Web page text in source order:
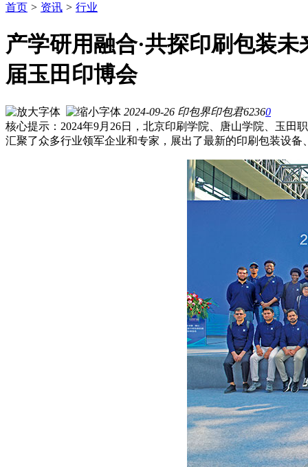
首页 > 资讯 > 行业
产学研用融合·共探印刷包装
届玉田印博会
2024-09-26 印包界印包君62360
核心提示：2024年9月26日，北京印刷学院、唐山学院、玉
汇聚了众多行业领军企业和专家，展出了最新的印刷包装设备